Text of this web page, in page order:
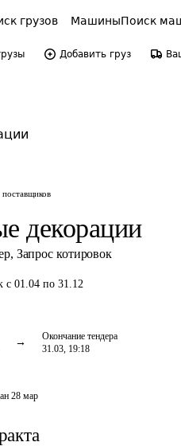
грузов МашиныПоиск
Добавить груз
поставщиков
декорации
, Запрос котировок
с 01.04 по 31.12
Окончание тендера
31.03, 19:18
28 мар